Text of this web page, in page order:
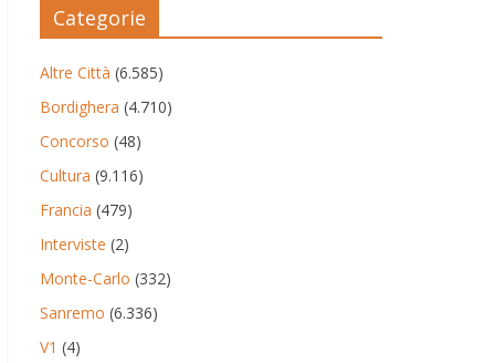
Categorie
Altre Città (6.585)
Bordighera (4.710)
Concorso (48)
Cultura (9.116)
Francia (479)
Interviste (2)
Monte-Carlo (332)
Sanremo (6.336)
V1 (4)